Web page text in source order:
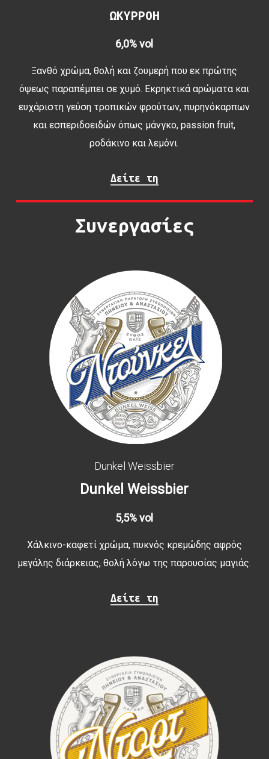
ΩΚΥΡΡΟΗ
6,0% vol
Ξανθό χρώμα, θολή και ζουμερή που εκ πρώτης
όψεως παραπέμπει σε χυμό. Εκρηκτικά αρώματα και
ευχάριστη γεύση τροπικών φρούτων, πυρηνόκαρπων
και εσπεριδοειδών όπως μάνγκο, passion fruit,
ροδάκινο και λεμόνι.
Δείτε τη
Συνεργασίες
Dunkel Weissbier
DunkelWeissbier
5,5% vol
Χάλκινο-καφετί χρώμα, πυκνός κρεμώδης αφρός
μεγάλης διάρκειας, θολή λόγω της παρουσίας μαγιάς.
Δείτε τη